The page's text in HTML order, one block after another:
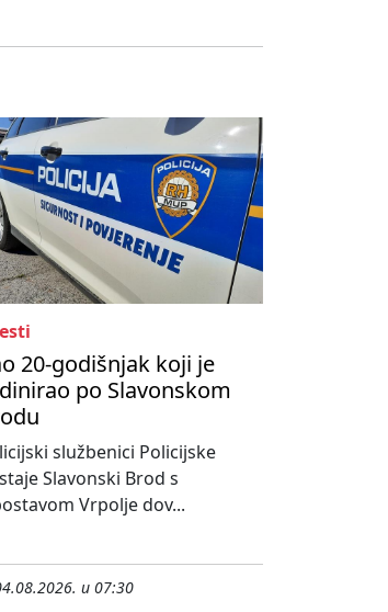
20-godišnjak koji je
po Slavonskom
službenici Policijske
Slavonski Brod s
Vrpolje dov...
u 07:30